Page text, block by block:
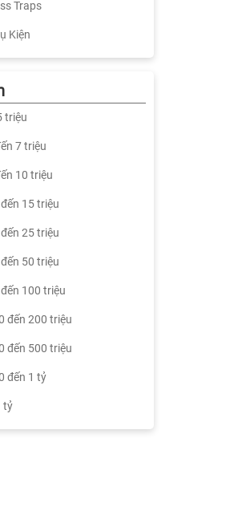
Traps
Kiện
triệu
7 triệu
10 triệu
15 triệu
25 triệu
50 triệu
100 triệu
đến 200 triệu
đến 500 triệu
đến 1 tỷ
tỷ